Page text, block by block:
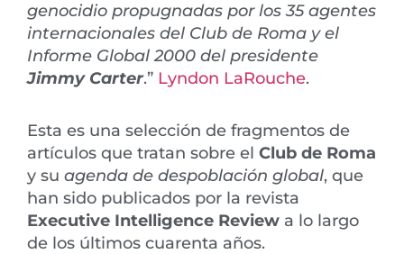
genocidio propugnadas por los 35 agentes
internacionales del Club de Roma y el
Informe Global 2000 del presidente
Jimmy Carter.” Lyndon LaRouche.
Esta es una selección de fragmentos de
artículos que tratan sobre el Club de Roma
y su agenda de despoblación global, que
han sido publicados por la revista
Executive Intelligence Review a lo largo
de los últimos cuarenta años.